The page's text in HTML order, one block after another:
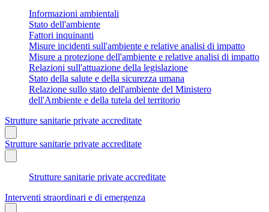
Informazioni ambientali
Stato dell'ambiente
Fattori inquinanti
Misure incidenti sull'ambiente e relative analisi di impatto
Misure a protezione dell'ambiente e relative analisi di impatto
Relazioni sull'attuazione della legislazione
Stato della salute e della sicurezza umana
Relazione sullo stato dell'ambiente del Ministero
dell'Ambiente e della tutela del territorio
Strutture sanitarie private accreditate
Strutture sanitarie private accreditate
Strutture sanitarie private accreditate
Interventi straordinari e di emergenza